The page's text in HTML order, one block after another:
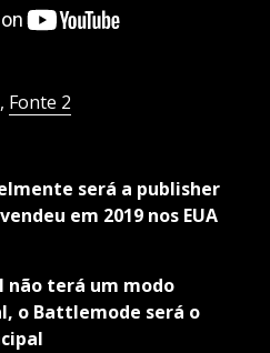
Fonte 2
será a publisher
em 2019 nos EUA
não terá um modo
o Battlemode será o